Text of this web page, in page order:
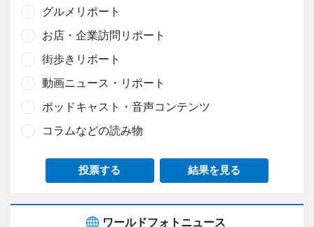
グルメリポート
お店・企業訪問リポート
街歩きリポート
動画ニュース・リポート
ポッドキャスト・音声コンテンツ
コラムなどの読み物
投票する 結果を見る
ワールドフォトニュース